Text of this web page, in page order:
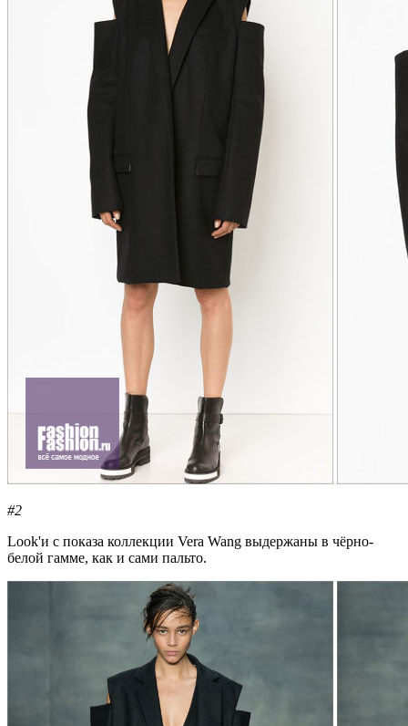
#2
Look'и с показа коллекции Vera Wang выдержаны в чёрно-
белой гамме, как и сами пальто.